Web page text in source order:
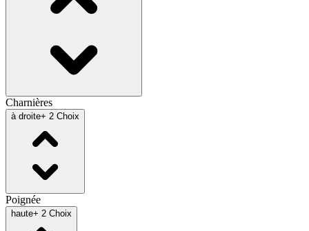
Charnières
à droite+ 2 Choix
Poignée
haute+ 2 Choix